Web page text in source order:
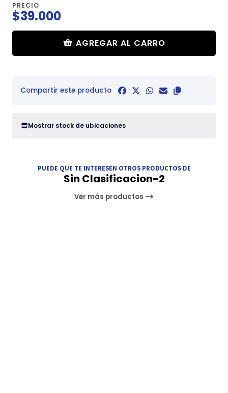
PRECIO
$39.000
AGREGAR AL CARRO
Compartir este producto
Mostrar stock de ubicaciones
PUEDE QUE TE INTERESEN OTROS PRODUCTOS DE
Sin Clasificacion-2
Ver más productos